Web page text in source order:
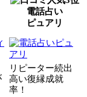
電話占い
ピュアリ
リピーター続出
高い復縁成就
率！